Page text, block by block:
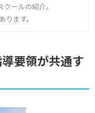
ールの紹介。
ます。
要領が共通す